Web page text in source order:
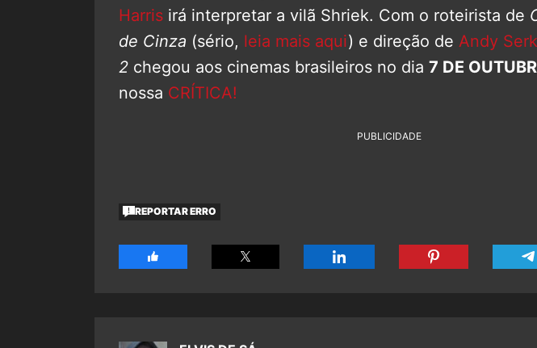
Harris irá interpretar a vilã Shriek. Com o roteirista de
de Cinza (sério, leia mais aqui) e direção de Andy
2 chegou aos cinemas brasileiros no dia 7 DE
nossa CRÍTICA!
PUBLICIDADE
REPORTAR ERRO